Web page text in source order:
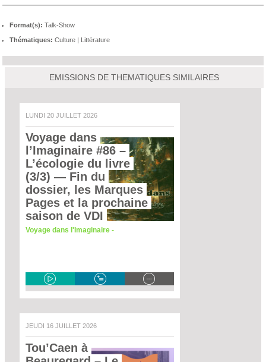
Format(s): Talk-Show
Thématiques: Culture | Littérature
EMISSIONS DE THEMATIQUES SIMILAIRES
LUNDI 20 JUILLET 2026
Voyage dans
l’Imaginaire #86 –
L’écologie du livre
(3/3) — Fin du
dossier, les Marques
Pages et la prochaine
saison de VDI
Voyage dans l'Imaginaire -
JEUDI 16 JUILLET 2026
Tou’Caen à